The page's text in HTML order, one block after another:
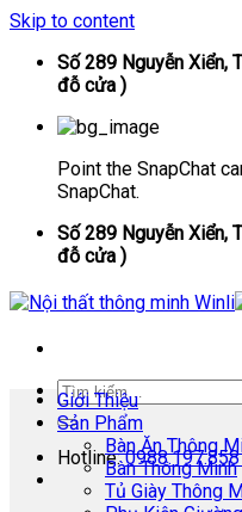
Skip to content
Số 289 Nguyễn Xiển,
đỗ cửa )
Point the SnapChat
SnapChat.
Số 289 Nguyễn Xiển,
đỗ cửa )
Hotline:
Giới Thiệu
Sản Phẩm
Bàn Ăn Thông
Bàn Thông Minh
Tủ Giày Thông